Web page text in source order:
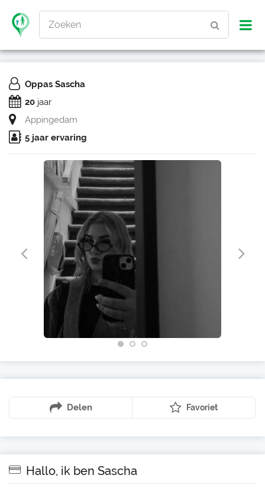
Zoeken
Oppas Sascha
20 jaar
Appingedam
5 jaar ervaring
Delen Favoriet
Hallo, ik ben Sascha